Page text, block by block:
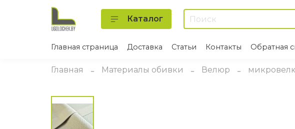
Каталог
Главная страница Доставка Статьи Контакты Обратная
Главная Материалы обивки Велюр